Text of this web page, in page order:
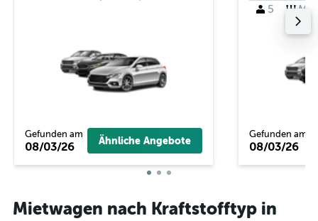
Gefunden am
08/03/26 Ähnliche Angebote
5 M
Gefunden am
08/03/26
Mietwagen nach Kraftstofftyp in